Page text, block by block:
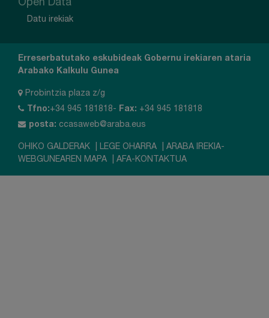
Open Data
Datu irekiak
Erreserbatutako eskubideak Gobernu irekiaren ataria
Arabako Kalkulu Gunea
Probintzia plaza z/g
Tfno:+34 945 181818- Fax: +34 945 181818
posta: ccasaweb@araba.eus
OHIKO GALDERAK LEGE OHARRA
ARABA IREKIA-
WEBGUNEAREN MAPA
AFA-KONTAKTUA